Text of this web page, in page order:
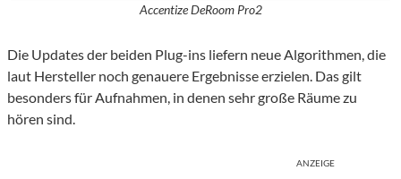
Accentize DeRoom Pro2
Die Updates der beiden Plug-ins liefern neue Algorithmen, die
laut Hersteller noch genauere Ergebnisse erzielen. Das gilt
besonders für Aufnahmen, in denen sehr große Räume zu
hören sind.
ANZEIGE